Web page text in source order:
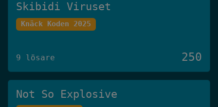
Skibidi Viruset
Knäck Koden 2025
9 lösare 250
Not So Explosive